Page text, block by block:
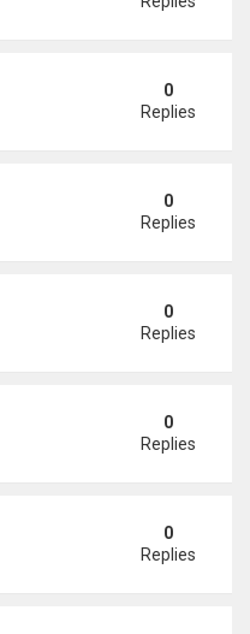
Hoắc Kiến Hoa
0
Replies
vẻ ôm người cũ của vợ
0
Replies
Gia Linh viếng vợ cũ ..
0
Replies
đuối bạn trai trên du
0
Replies
lớn càng điển trai0
Replies